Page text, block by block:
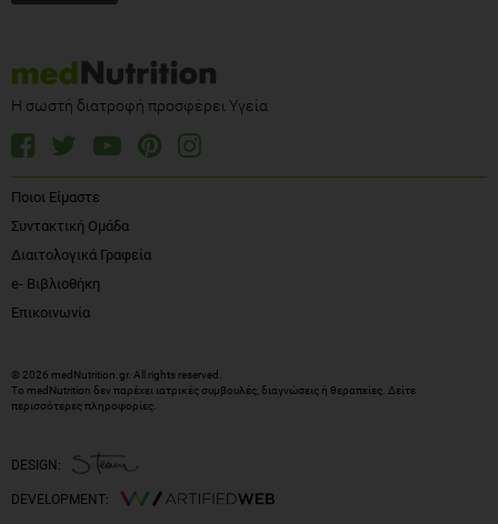
Η σωστή διατροφή προσφέρει Υγεία
Ποιοι Είμαστε
Συντακτική Ομάδα
Διαιτολογικά Γραφεία
e- Βιβλιοθήκη
Επικοινωνία
© 2026 medNutrition.gr. All rights reserved.
Το medNutrition δεν παρέχει ιατρικές συμβουλές, διαγνώσεις ή θεραπείες. Δείτε
περισσότερες πληροφορίες
DESIGN:
DEVELOPMENT: